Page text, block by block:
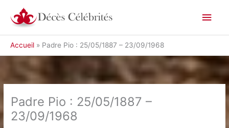
contenu
Accueil Padre Pio : 25/05/1887 – 23/09/1968
Padre Pio : 25/05/1887 –
23/09/1968